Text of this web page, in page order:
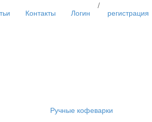
Контакты Логин
/
регистрация
Ручные кофеварки